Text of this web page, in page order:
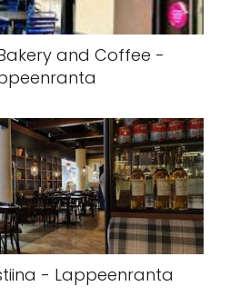
and Coffee -
- Lappeenranta